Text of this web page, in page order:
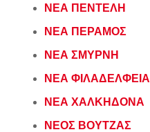
ΝΕΑ ΠΕΝΤΕΛΗ
ΝΕΑ ΠΕΡΑΜΟΣ
ΝΕΑ ΣΜΥΡΝΗ
ΝΕΑ ΦΙΛΑΔΕΛΦΕΙΑ
ΝΕΑ ΧΑΛΚΗΔΟΝΑ
ΝΕΟΣ ΒΟΥΤΖΑΣ